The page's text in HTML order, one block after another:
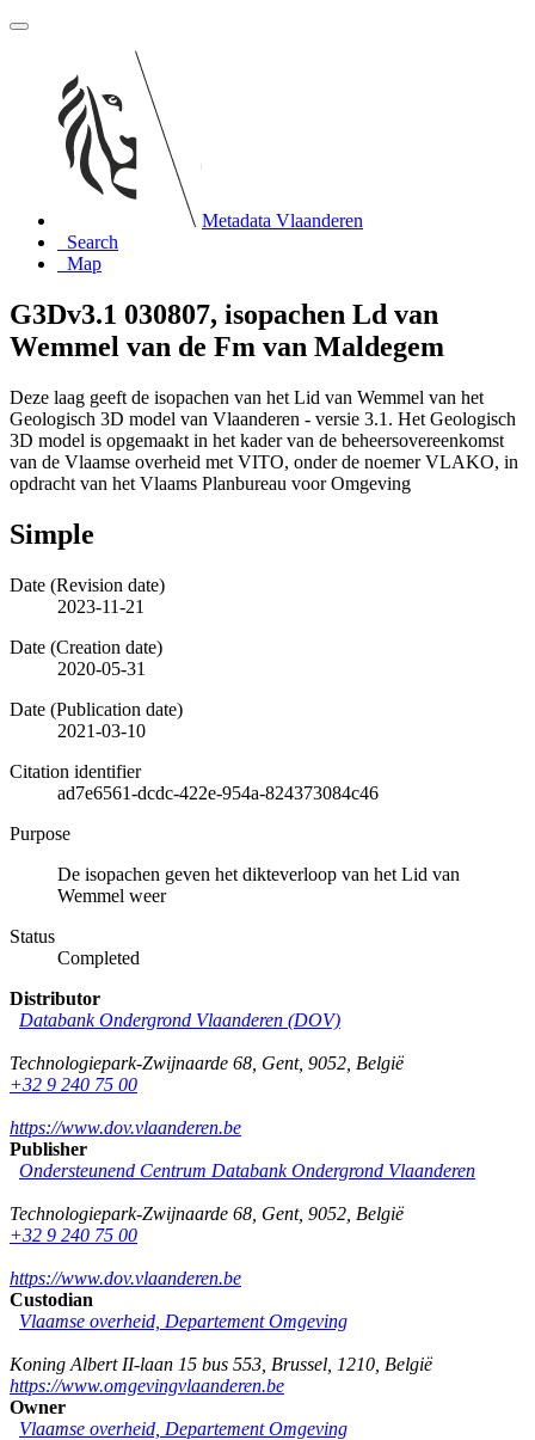
Metadata Vlaanderen
Search
Map
G3Dv3.1 030807, isopachen Ld van
Wemmel van de Fm van Maldegem
Deze laag geeft de isopachen van het Lid van Wemmel van het
Geologisch 3D model van Vlaanderen - versie 3.1. Het Geologisch
3D model is opgemaakt in het kader van de beheersovereenkomst
van de Vlaamse overheid met VITO, onder de noemer VLAKO, in
opdracht van het Vlaams Planbureau voor Omgeving
Simple
Date (Revision date)
2023-11-21
Date (Creation date)
2020-05-31
Date (Publication date)
2021-03-10
Citation identifier
ad7e6561-dcdc-422e-954a-824373084c46
Purpose
De isopachen geven het dikteverloop van het Lid van
Wemmel weer
Status
Completed
Distributor
Databank Ondergrond Vlaanderen (DOV)
Technologiepark-Zwijnaarde 68 Gent, 9052 België
+32 9 240 75 00
https://www.dov.vlaanderen.be
Publisher
Ondersteunend Centrum Databank Ondergrond Vlaanderen
Technologiepark-Zwijnaarde 68 Gent, 9052 België
+32 9 240 75 00
https://www.dov.vlaanderen.be
Custodian
Vlaamse overheid, Departement Omgeving
Koning Albert II-laan 15 bus 553 Brussel 1210 België
https://www.omgevingvlaanderen.be
Owner
Vlaamse overheid, Departement Omgeving